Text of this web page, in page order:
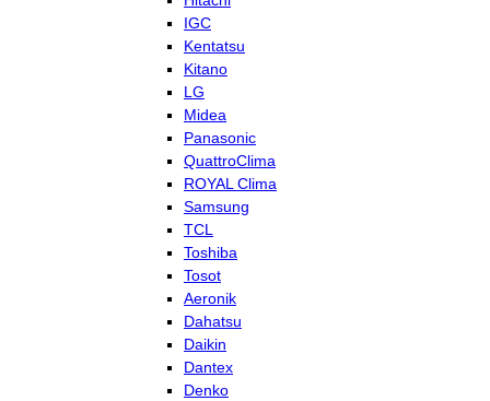
IGC
Kentatsu
Kitano
LG
Midea
Panasonic
QuattroClima
ROYAL Clima
Samsung
TCL
Toshiba
Tosot
Aeronik
Dahatsu
Daikin
Dantex
Denko